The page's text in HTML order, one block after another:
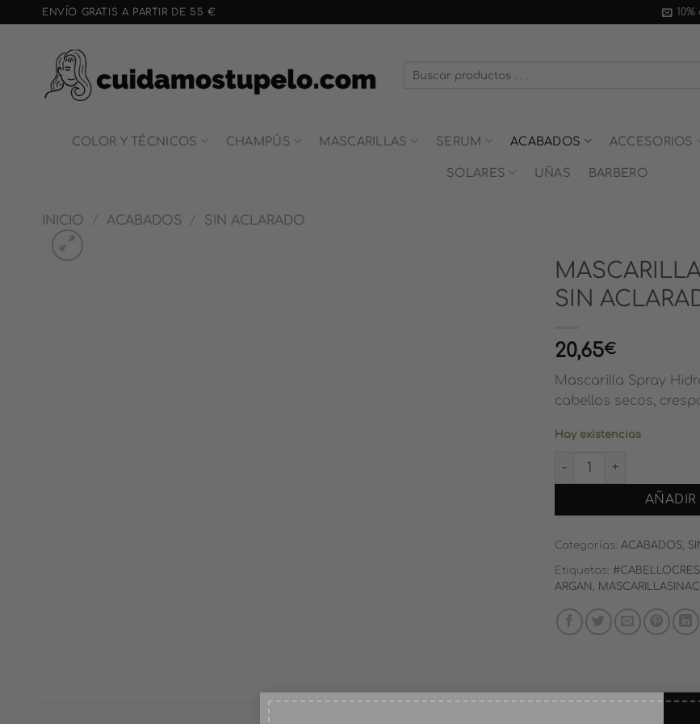
al
contenido
ENVÍO GRATIS A PARTIR DE 55 €
COLOR Y TÉCNICOS CHAMPÚS MASCARILLAS SERUM ACABADOS ACCESORIOS
SOLARES UÑAS BARBERO
INICIO / ACABADOS / SIN ACLARADO
SIN
20,65€
Mascarilla Spray
cabellos secos,
Hay existencias
MASCARILLA
AÑADIR
Categorías: ACABADOS
Etiquetas:
ARGAN